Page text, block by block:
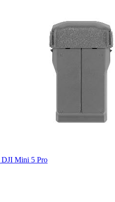
DJI Mini 5 Pro